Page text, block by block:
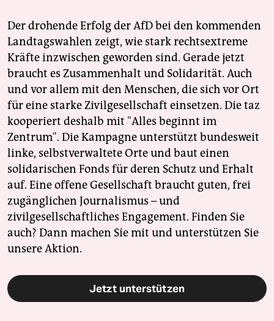
Der drohende Erfolg der AfD bei den kommenden
Landtagswahlen zeigt, wie stark rechtsextreme
Kräfte inzwischen geworden sind. Gerade jetzt
braucht es Zusammenhalt und Solidarität. Auch
und vor allem mit den Menschen, die sich vor Ort
für eine starke Zivilgesellschaft einsetzen. Die taz
kooperiert deshalb mit "Alles beginnt im
Zentrum". Die Kampagne unterstützt bundesweit
linke, selbstverwaltete Orte und baut einen
solidarischen Fonds für deren Schutz und Erhalt
auf. Eine offene Gesellschaft braucht guten, frei
zugänglichen Journalismus – und
zivilgesellschaftliches Engagement. Finden Sie
auch? Dann machen Sie mit und unterstützen Sie
unsere Aktion.
Jetzt unterstützen